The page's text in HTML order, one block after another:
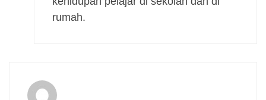
rumah.